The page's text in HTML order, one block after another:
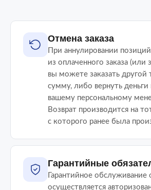
Отмена заказа
При аннулировании позиций
из оплаченного заказа (или
вы можете заказать другой
сумму, либо вернуть деньги
вашему персональному
Возврат производится на
с которого ранее была
Гарантийные
Гарантийное обслуживание
осуществляется